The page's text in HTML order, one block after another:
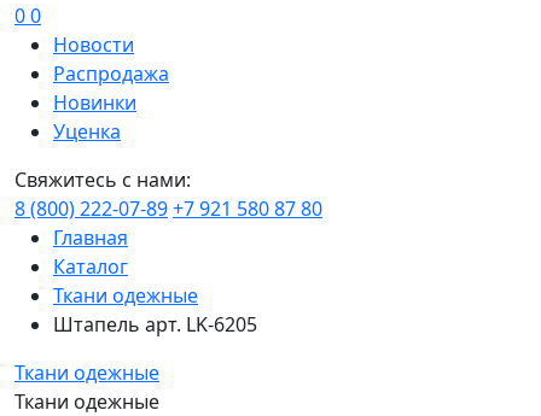
00
Новости
Распродажа
Новинки
Уценка
Свяжитесь с нами:
8 (800) 222-07-89+7 921 580 87 80
Главная
Каталог
Ткани одежные
Штапель арт. LK-6205
Ткани одежные
Ткани одежные